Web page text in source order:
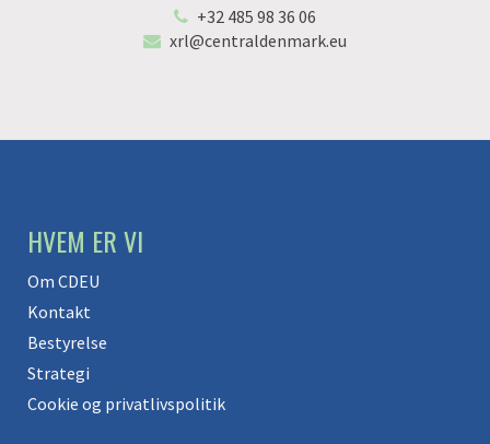
+32 485 98 36 06
xrl@centraldenmark.eu
HVEM ER VI
Om CDEU
Kontakt
Bestyrelse
Strategi
Cookie og privatlivspolitik